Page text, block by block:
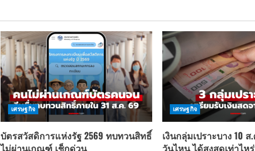
เศรษฐกิจ
บัตรสวัสดิการแห่งรัฐ 2569 ทบทวนสิทธิ์
ไม่ผ่านเกณฑ์ เช็กด่วน
เศรษฐกิจ
เงินกลุ่มเปราะบาง 10
วันไหน ได้สูงสุดเท่าไหร่